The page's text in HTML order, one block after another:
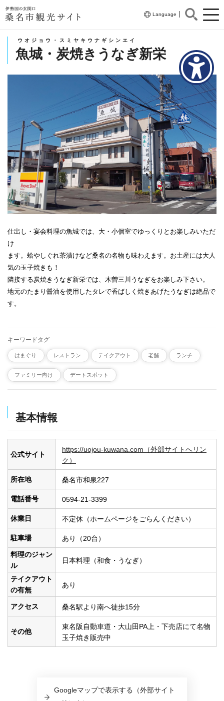
伊勢国の玄関口
桑名市観光サイト
Language
ウオジョウ・スミヤキウナギシンエイ
魚城・炭焼きうなぎ新栄
仕出し・宴会料理の魚城では、大・小個室でゆっくりとお楽しみいただ
け
ます。蛤やしぐれ茶漬けなど桑名の名物も味わえます。お土産には大人
気の玉子焼きも！
隣接する炭焼きうなぎ新栄では、木曽三川うなぎをお楽しみ下さい。
地元のたまり醤油を使用したタレで香ばしく焼きあげたうなぎは絶品で
す。
キーワードタグ
はまぐり レストラン テイクアウト 老舗 ランチ
ファミリー向け デートスポット
基本情報
公式サイト
https://uojou-kuwana.com（外部サイトへリン
ク）
所在地 桑名市和泉227
電話番号 0594-21-3399
休業日 不定休（ホームページをごらんください）
駐車場
あり（20台）
料理のジャン
ル
日本料理（和食・うなぎ）
テイクアウト
の有無
あり
アクセス 桑名駅より南へ徒歩15分
その他
東名阪自動車道・大山田PA上・下売店にて名物
玉子焼き販売中
Googleマップで表示する（外部サイト